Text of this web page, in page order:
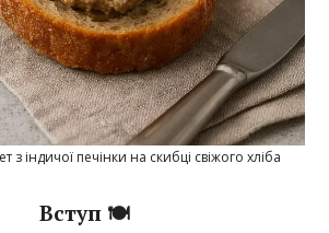
індичої печінки на скибці свіжого хліба
Вступ 🍽️